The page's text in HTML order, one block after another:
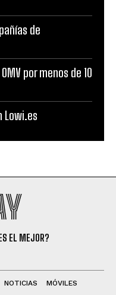
de
por menos de 10
Lowi.es
EL MEJOR?
NOTICIAS MÓVILES